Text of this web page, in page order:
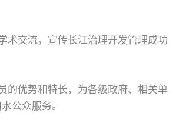
术交流，宣传长江治理开发管理成功
的优势和特长，为各级政府、相关单
公众服务。